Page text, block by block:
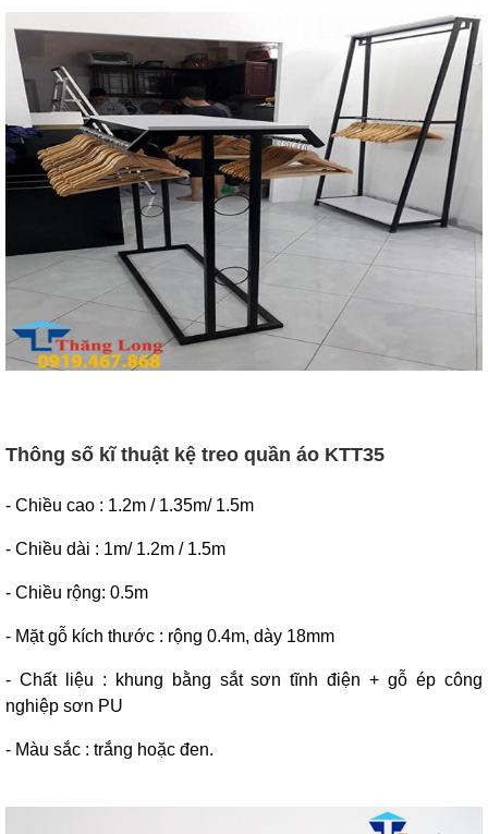
Thông số kĩ thuật kệ treo quần áo KTT35
- Chiều cao : 1.2m / 1.35m/ 1.5m
- Chiều dài : 1m/ 1.2m / 1.5m
- Chiều rộng: 0.5m
- Mặt gỗ kích thước : rộng 0.4m, dày 18mm
- Chất liệu : khung bằng sắt sơn tĩnh điện + gỗ ép công
nghiệp sơn PU
- Màu sắc : trắng hoặc đen.